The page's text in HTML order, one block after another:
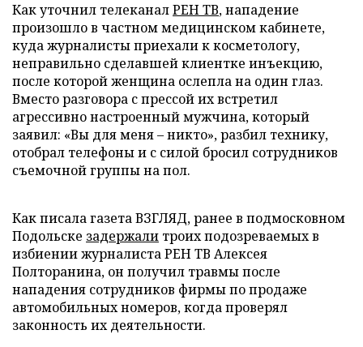
Как уточнил телеканалРЕН ТВ, нападение
произошло в частном медицинском кабинете,
куда журналисты приехали к косметологу,
неправильно сделавшей клиентке инъекцию,
после которой женщина ослепла на один глаз.
Вместо разговора с прессой их встретил
агрессивно настроенный мужчина, который
заявил: «Вы для меня – никто», разбил технику,
отобрал телефоны и с силой бросил сотрудников
съемочной группы на пол.
Как писала газета ВЗГЛЯД, ранее в подмосковном
Подольске задержали троих подозреваемых в
избиении журналиста РЕН ТВ Алексея
Полторанина, он получил травмы после
нападения сотрудников фирмы по продаже
автомобильных номеров, когда проверял
законность их деятельности.